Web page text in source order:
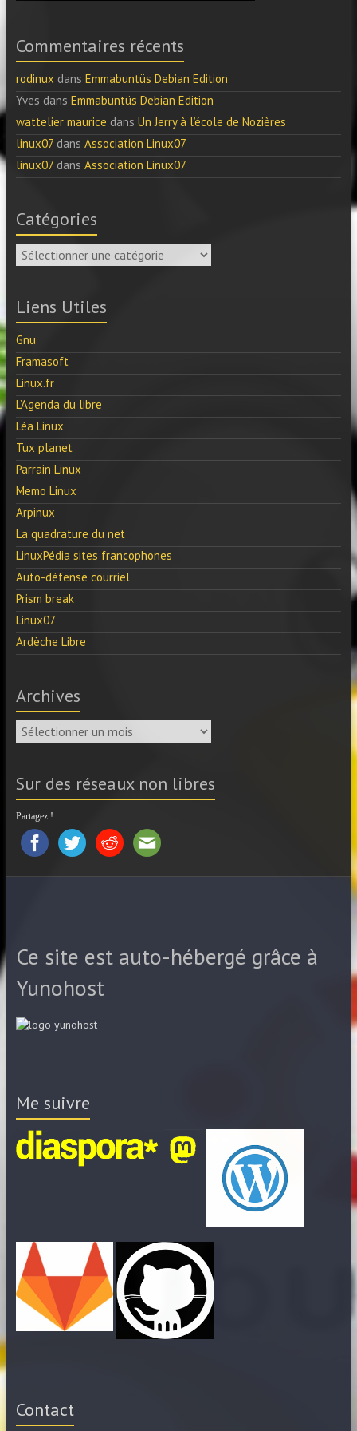
Commentaires récents
rodinux dans Emmabuntüs Debian Edition
Yves dans Emmabuntüs Debian Edition
wattelier maurice dans Un Jerry à l’école de Nozières
linux07dans Association Linux07
linux07dans Association Linux07
Catégories
Catégories
Liens Utiles
Gnu
Framasoft
Linux.fr
L’Agenda du libre
Léa Linux
Tux planet
Parrain Linux
Memo Linux
Arpinux
La quadrature du net
LinuxPédia sites francophones
Auto-défense courriel
Prism break
Linux07
Ardèche Libre
Archives
Archives
Sur des réseaux non libres
Partagez !
Ce site est auto-hébergé grâce à
Yunohost
Me suivre
Contact